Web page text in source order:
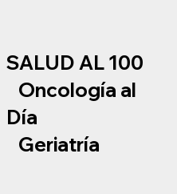
SALUD AL 100
Oncología al
Día
Geriatría